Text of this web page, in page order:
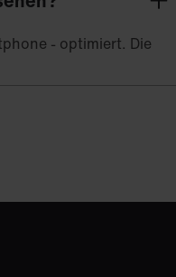
- optimiert. Die